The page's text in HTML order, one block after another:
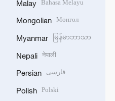
Malay
Mongolian Монгол
Myanmar မြန်မာဘာသာ
Nepali नेपाली
Persian فارسی
Polish Polski